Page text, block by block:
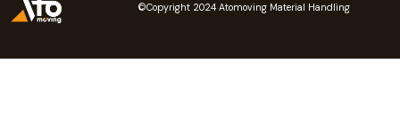
©Copyright 2024 Atomoving Material Handling